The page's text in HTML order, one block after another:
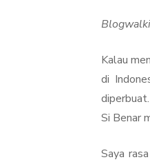
Kalau
di
Si Benar
Saya